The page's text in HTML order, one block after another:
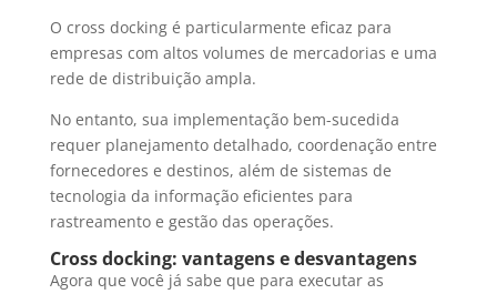
O cross docking é particularmente eficaz para
empresas com altos volumes de mercadorias e uma
rede de distribuição ampla.
No entanto, sua implementação bem-sucedida
requer planejamento detalhado, coordenação entre
fornecedores e destinos, além de sistemas de
tecnologia da informação eficientes para
rastreamento e gestão das operações.
Cross docking: vantagens e desvantagens
Agora que você já sabe que para executar as